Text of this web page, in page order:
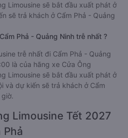
Limousine sẽ bắt đầu xuất phát ở
sẽ trả khách ở Cẩm Phả - Quảng
Phả - Quảng Ninh trễ nhất ?
trễ nhất đi Cẩm Phả - Quảng
là của hãng xe Cửa Ông
Limousine sẽ bắt đầu xuất phát ở
và dự kiến sẽ trả khách ở Cẩm
Limousine Tết 2027
Phả